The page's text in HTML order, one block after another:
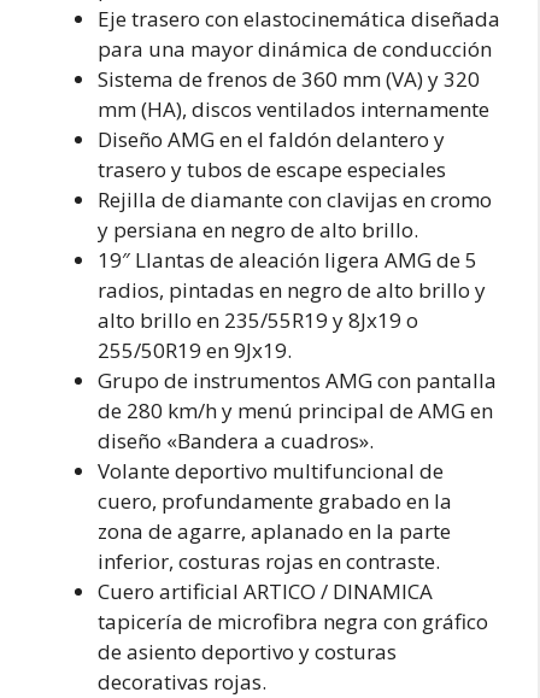
Eje trasero con elastocinemática diseñada
para una mayor dinámica de conducción
Sistema de frenos de 360 mm (VA) y 320
mm (HA), discos ventilados internamente
Diseño AMG en el faldón delantero y
trasero y tubos de escape especiales
Rejilla de diamante con clavijas en cromo
y persiana en negro de alto brillo.
19″ Llantas de aleación ligera AMG de 5
radios, pintadas en negro de alto brillo y
alto brillo en 235/55R19 y 8Jx19 o
255/50R19 en 9Jx19.
Grupo de instrumentos AMG con pantalla
de 280 km/h y menú principal de AMG en
diseño «Bandera a cuadros».
Volante deportivo multifuncional de
cuero, profundamente grabado en la
zona de agarre, aplanado en la parte
inferior, costuras rojas en contraste.
Cuero artificial ARTICO / DINAMICA
tapicería de microfibra negra con gráfico
de asiento deportivo y costuras
decorativas rojas.